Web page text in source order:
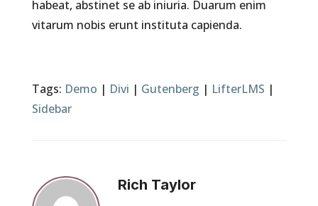
habeat, abstinet se ab iniuria. Duarum enim
vitarum nobis erunt instituta capienda.
Tags: Demo | Divi | Gutenberg | LifterLMS |
Sidebar
Rich Taylor